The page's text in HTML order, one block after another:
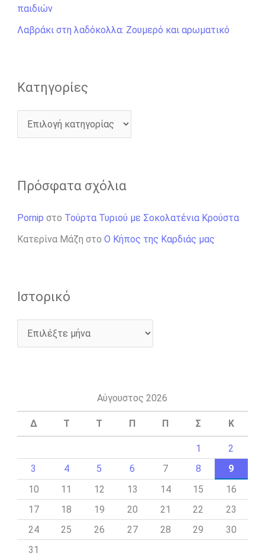
γ
ι
παιδιών
Λαβράκι στη λαδόκολλα: Ζουμερό και αρωματικό
Kατηγορίες
Πρόσφατα σχόλια
Pornip στο Τούρτα Τυριού με Σοκολατένια Κρούστα
Κατερίνα Μάζη στο Ο Κήπος της Καρδιάς μας
Ιστορικό
Αύγουστος 2026
Δ Τ Τ Π Π Σ Κ
1
2
3
4 5 6 7 8
9
10
11 12 13 14 15
16
17
18 19 20 21 22
23
24
25 26 27 28 29
30
31